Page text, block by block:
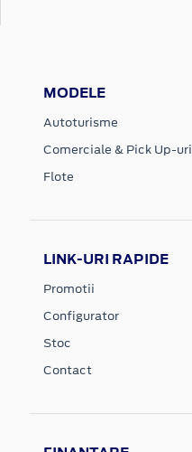
MODELE
Autoturisme
Comerciale & Pick Up-uri
Flote
LINK-URI RAPIDE
Promotii
Configurator
Stoc
Contact